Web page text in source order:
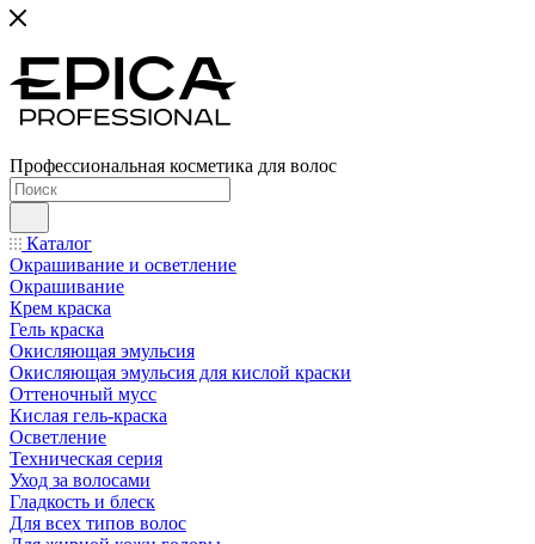
Профессиональная косметика для волос
Каталог
Окрашивание и осветление
Окрашивание
Крем краска
Гель краска
Окисляющая эмульсия
Окисляющая эмульсия для кислой краски
Оттеночный мусс
Кислая гель-краска
Осветление
Техническая серия
Уход за волосами
Гладкость и блеск
Для всех типов волос